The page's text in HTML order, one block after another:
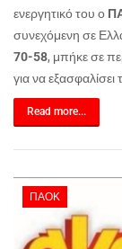
ενεργητικό του ο
συνεχόμενη σε
70-58, μπήκε σε
για να
Read more...
ΠΑΟΚ